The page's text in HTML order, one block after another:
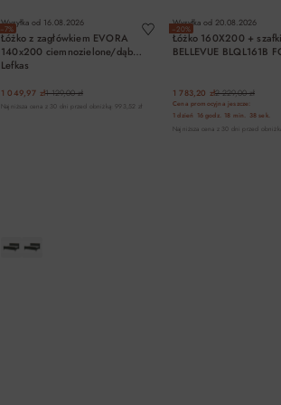
−7%
Wysyłka od 16.08.2026
Łóżko z zagłówkiem EVORA
140x200 ciemnozielone/dąb
Lefkas
1 049,97 zł1 129,00 zł
Najniższa cena z 30 dni przed obniżką: 993,52 zł
−20%
Wysyłka od 20.08.2026
Łóżko 160X200 +
BELLEVUE BLQL161B
1 783,20 zł2 229,00 zł
Cena promocyjna jeszcze:
1 dzień 16 godz. 18 min.
38 sek.
Najniższa cena z 30 dni przed